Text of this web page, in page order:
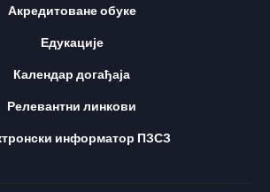
Акредитоване обуке
Едукације
Календар догађаја
Релевантни линкови
информатор ПЗСЗ